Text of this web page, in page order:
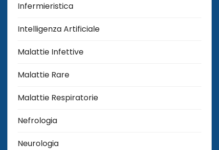
Infermieristica
Intelligenza Artificiale
Malattie Infettive
Malattie Rare
Malattie Respiratorie
Nefrologia
Neurologia